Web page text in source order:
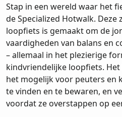
Stap in een wereld waar het
de Specialized Hotwalk.
loopfiets is gemaakt om de
vaardigheden van balans en
– allemaal in het plezierige
kindvriendelijke loopfiets.
het mogelijk voor peuters en
te vinden en te bewaren, en
voordat ze overstappen op